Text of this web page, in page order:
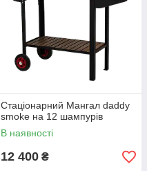
Стаціонарний Мангал daddy
smoke на 12 шампурів
В наявності
12 400 ₴